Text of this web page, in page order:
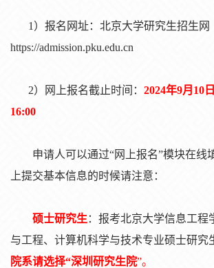
1 ）报名网址： 北京大学研究生招生网
https://admission.pku.edu.cn
2）网上报名截止时间： 2024年9月10
16:00
申请人可以通过“网上报名”模块在线
上提交基本信息的时候请注意：
硕士研究生 ：报考北京大学信息工程
与工程、 计算机科学与技术专业硕士研究
院系请选择“深圳研究生院”。